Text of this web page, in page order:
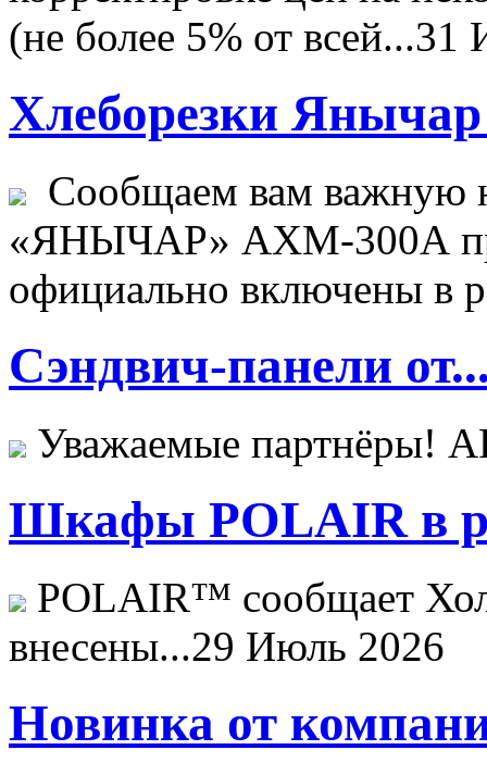
(не более 5% от всей...31
Хлеборезки Янычар
Сообщаем вам важную
«ЯНЫЧАР» АХМ-300А
официально включены в
Сэндвич-панели
Уважаемые
Шкафы POLAIR в
POLAIR™ сообщает
внесены...29 Июль 2026
Новинка от